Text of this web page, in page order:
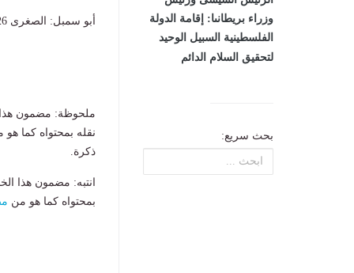
وزراء بريطانىا: إقامة الدولة
الفلسطينية السبيل الوحيد
لتحقيق السلام الدائم
بحث سريع:
​أبو سمبل: الصغرى 26 والعظمى 42.
ملحوظة: مضمون هذا
نقله بمحتواه كما
ذكرة.
انتبه: مضمون هذا
بمحتواه كما هو من